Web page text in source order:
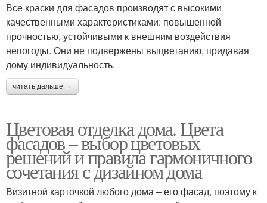
Все краски для фасадов производят с высокими
качественными характеристиками: повышенной
прочностью, устойчивыми к внешним воздействия
непогоды. Они не подвержены выцветанию, придавая
дому индивидуальность.
читать дальше →
Цветовая отделка дома. Цвета
фасадов – выбор цветовых
решений и правила гармоничного
сочетания с дизайном дома
Визитной карточкой любого дома – его фасад, поэтому к